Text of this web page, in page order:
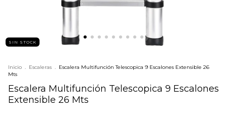
SIN STOCK
Inicio . Escaleras . Escalera Multifunción Telescopica 9 Escalones Extensible 26
Mts
Escalera Multifunción Telescopica 9 Escalones
Extensible 26 Mts